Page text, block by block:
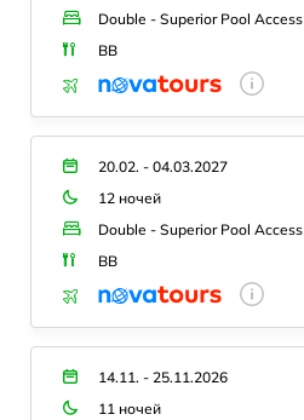
Double - Superior Pool Access
BB
20.02. - 04.03.2027
12 ночей
Double - Superior Pool Access
BB
14.11. - 25.11.2026
11 ночей